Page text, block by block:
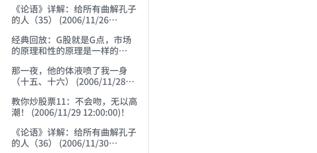
《论语》详解：给所有曲解孔子
的人（35） (2006/11/26
经典回放：G股就是G点，市场
的原理和性的原理是一样的
那一夜，他的体液喷了我一身
（十五、十六） (2006/11/28
教你炒股票11：不会吻，无以高
潮！ (2006/11/29 12:00:00)！
《论语》详解：给所有曲解孔子
的人（36） (2006/11/30